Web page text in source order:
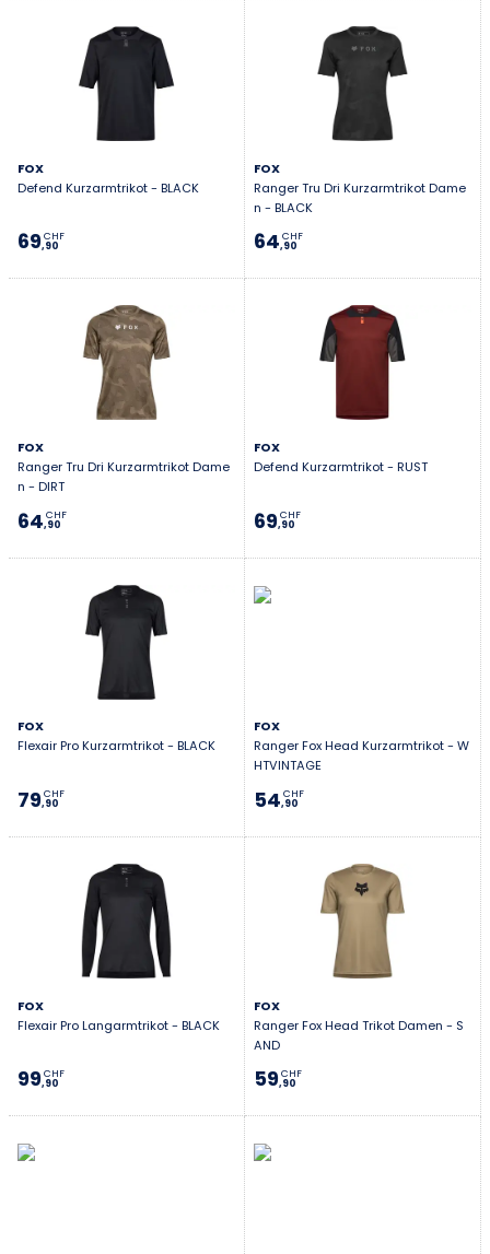
FOX
Defend Kurzarmtrikot - BLACK
69,90
CHF
FOX
Ranger Tru Dri Kurzarmtrikot Dame
n - BLACK
64,90
CHF
FOX
Ranger Tru Dri Kurzarmtrikot Dame
n - DIRT
64,90
CHF
FOX
Defend Kurzarmtrikot - RUST
69,90
CHF
FOX
Flexair Pro Kurzarmtrikot - BLACK
79,90
CHF
FOX
Ranger Fox Head Kurzarmtrikot - W
HTVINTAGE
54,90
CHF
FOX
Flexair Pro Langarmtrikot - BLACK
99,90
CHF
FOX
Ranger Fox Head Trikot Damen - S
AND
59,90
CHF